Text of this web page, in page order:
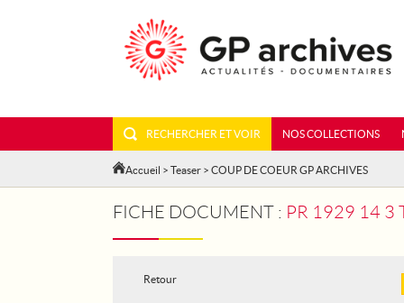
RECHERCHER ET VOIR NOS COLLECTIONS
Accueil > Teaser > COUP DE COEUR GP ARCHIVES
FICHE DOCUMENT : PR 1929 14 3
Retour